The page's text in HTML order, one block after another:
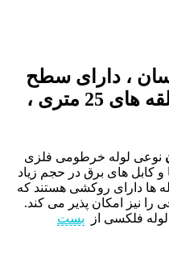
، دارای سطح
مقطع 36 میلیمتر ، در حلقه های 25 متری ،
نوعی لوله خرطومی فلزی
کابل های برق در حجم زیاد
ها دارای روکشی هستند که
را نیز امکان پذیر می کند.
فلکسی از بست